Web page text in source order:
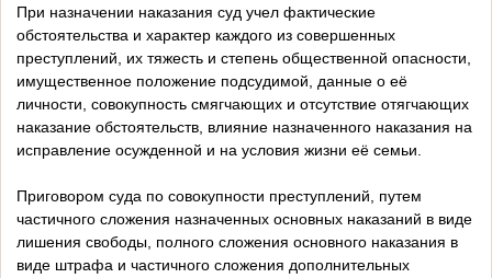
При назначении наказания суд учел фактические
обстоятельства и характер каждого из совершенных
преступлений, их тяжесть и степень общественной опасности,
имущественное положение подсудимой, данные о её
личности, совокупность смягчающих и отсутствие отягчающих
наказание обстоятельств, влияние назначенного наказания на
исправление осужденной и на условия жизни её семьи.
Приговором суда по совокупности преступлений, путем
частичного сложения назначенных основных наказаний в виде
лишения свободы, полного сложения основного наказания в
виде штрафа и частичного сложения дополнительных